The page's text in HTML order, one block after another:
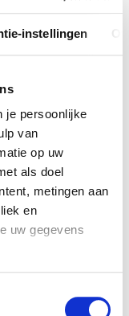
instellingen
je persoonlijke
van
op uw
als doel
metingen aan
en
uw gegevens